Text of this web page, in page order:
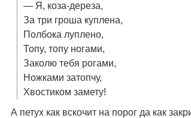
— Я, коза-дереза,
За три гроша куплена,
Полбока луплено,
Топy, топy ногами,
Заколю тебя рогами,
Ножками затопчу,
Хвостиком замету!
А петух как вскочит на порог да как